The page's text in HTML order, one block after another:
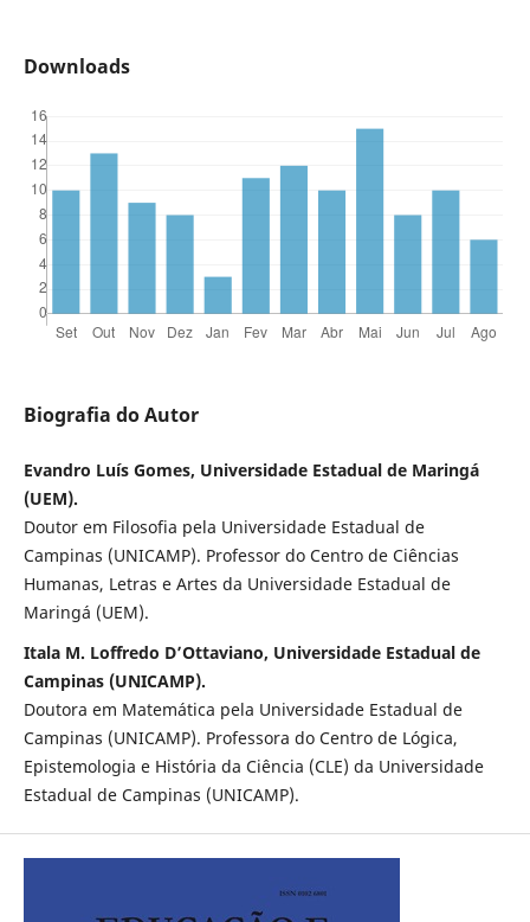
Downloads
Biografia do Autor
Evandro Luís Gomes, Universidade Estadual de Maringá
(UEM).
Doutor em Filosofia pela Universidade Estadual de
Campinas (UNICAMP). Professor do Centro de Ciências
Humanas, Letras e Artes da Universidade Estadual de
Maringá (UEM).
Itala M. Loffredo D’Ottaviano, Universidade Estadual de
Campinas (UNICAMP).
Doutora em Matemática pela Universidade Estadual de
Campinas (UNICAMP). Professora do Centro de Lógica,
Epistemologia e História da Ciência (CLE) da Universidade
Estadual de Campinas (UNICAMP).